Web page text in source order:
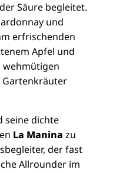
Säure begleitet.
und
erfrischenden
Apfel und
wehmütigen
Gartenkräuter
seine dichte
La Manina zu
der fast
Allrounder im